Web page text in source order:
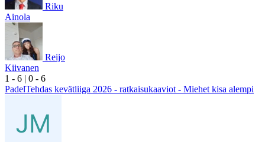
Riku
Ainola
Reijo
Kiivanen
1 - 6 | 0 - 6
PadelTehdas kevätliiga 2026 - ratkaisukaaviot - Miehet kisa alempi